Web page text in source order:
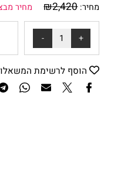
₪ 2,420 מחיר מבצע: